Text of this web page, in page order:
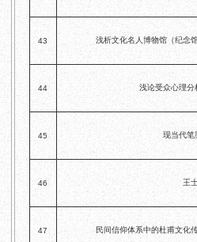
43 浅析文化名人博物馆（纪念
44 浅论受众心理
45 现当代笔
46 王
47 民间信仰体系中的杜甫文